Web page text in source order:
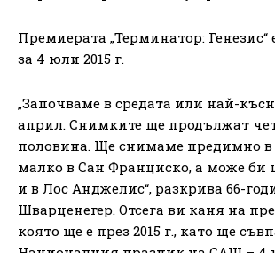
Премиерата „Терминатор:
за 4 юли 2015 г.
„Започваме в средата или най-
април. Снимките ще продължат
половина. Ще снимаме предимно
малко в Сан Франциско, а може би
и в Лос Анджелис“, разкрива 66-
Шварценегер. Отсега ви каня на
която ще е през 2015 г., като ще